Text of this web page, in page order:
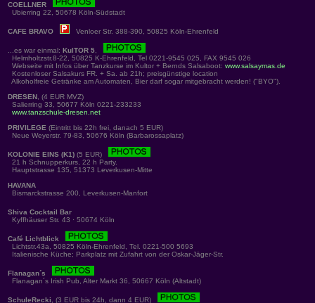
COELLNER
Ubierring 22, 50678 Köln-Südstadt
CAFE BRAVO Venloer Str. 388-390, 50825 Köln-Ehrenfeld
...es war einmal: KulTOR 5,
Helmholtzstr.8-22, 50825 K-Ehrenfeld, Tel 0221-9545 025, FAX 9545 026
Webseite mit Infos über Tanzkurse im Kultor + Bernds Salsaboot: www.salsaymas.de
Kostenloser Salsakurs FR. + Sa. ab 21h; preisgünstige location
Alkoholfreie Getränke am Automaten, Bier darf sogar mitgebracht werden! ("BYO").
DRESEN, (4 EUR MVZ)
Salierring 33, 50677 Köln 0221-233233
www.tanzschule-dresen.net
PRIVILEGE (Eintritt bis 22h frei, danach 5 EUR)
Neue Weyerstr. 79-83, 50676 Köln (Barbarossaplatz)
KOLONIE EINS (K1) (5 EUR)
21 h Schnupperkurs, 22 h Party.
Hauptstrasse 135, 51373 Leverkusen-Mitte
HAVANA
Bismarckstrasse 200, Leverkusen-Manfort
Shiva Cocktail Bar
Kyffhäuser Str. 43 · 50674 Köln
Café Lichtblick
Lichtstr.43a, 50825 Köln-Ehrenfeld, Tel. 0221-500 5693
Italienische Küche; Parkplatz mit Zufahrt von der Oskar-Jäger-Str.
Flanagan´s
Flanagan´s Irish Pub, Alter Markt 36, 50667 Köln (Altstadt)
SchuleRecki, (3 EUR bis 24h, dann 4 EUR)